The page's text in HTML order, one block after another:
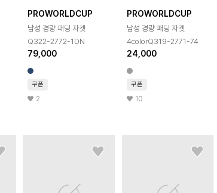
PROWORLDCUP
남성 경량 패딩 자켓
Q322-2772-1DN
79,000
쿠폰
2
PROWORLDCUP
남성 경량 패딩 자켓
4colorQ319-2771-74
24,000
쿠폰
10